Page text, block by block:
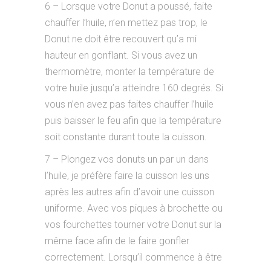
6 – Lorsque votre Donut a poussé, faite
chauffer l’huile, n’en mettez pas trop, le
Donut ne doit être recouvert qu’a mi
hauteur en gonflant. Si vous avez un
thermomètre, monter la température de
votre huile jusqu’a atteindre 160 degrés. Si
vous n’en avez pas faites chauffer l’huile
puis baisser le feu afin que la température
soit constante durant toute la cuisson.
7 – Plongez vos donuts un par un dans
l’huile, je préfère faire la cuisson les uns
après les autres afin d’avoir une cuisson
uniforme. Avec vos piques à brochette ou
vos fourchettes tourner votre Donut sur la
même face afin de le faire gonfler
correctement. Lorsqu’il commence à être